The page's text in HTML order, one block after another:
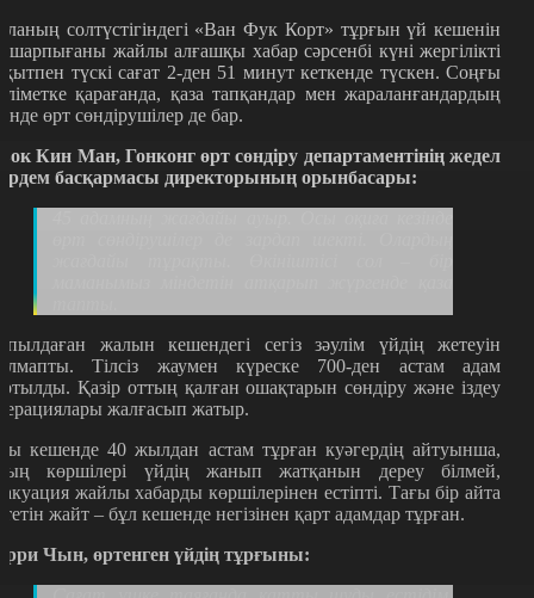
солтүстігіндегі «Ван Фук Корт» тұрғын үй кешенін
шарпығаны жайлы алғашқы хабар сәрсенбі күні жергілікті
түскі сағат 2-ден 51 минут кеткенде түскен. Соңғы
қарағанда, қаза тапқандар мен жараланғандардың
өрт сөндірушілер де бар.
Кин Ман, Гонконг өрт сөндіру департаментінің жедел
басқармасы директорының орынбасары:
жалын кешендегі сегіз зәулім үйдің жетеуін
Тілсіз жаумен күреске 700-ден астам адам
Қазір оттың қалған ошақтарын сөндіру және іздеу
жалғасып жатыр.
кешенде 40 жылдан астам тұрған куәгердің айтуынша,
көршілері үйдің жанып жатқанын дереу білмей,
жайлы хабарды көршілерінен естіпті. Тағы бір айта
жайт – бұл кешенде негізінен қарт адамдар тұрған.
Чын, өртенген үйдің тұрғыны: